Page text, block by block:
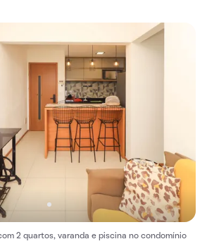
2 quartos, varanda e piscina no condomínio